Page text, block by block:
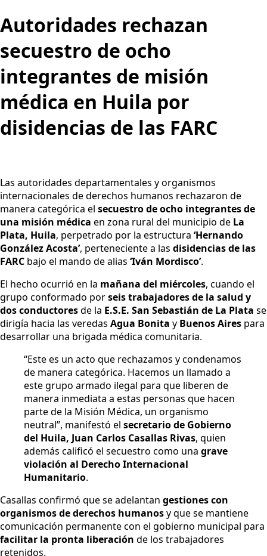
Autoridades rechazan
secuestro de ocho
integrantes de misión
médica en Huila por
disidencias de las FARC
Las autoridades departamentales y organismos
internacionales de derechos humanos rechazaron de
manera categórica el secuestro de ocho integrantes de
una misión médica en zona rural del municipio de La
Plata, Huila, perpetrado por la estructura ‘Hernando
González Acosta’, perteneciente a las disidencias de las
FARC bajo el mando de alias ‘Iván Mordisco’.
El hecho ocurrió en la mañana del miércoles, cuando el
grupo conformado porseis trabajadores de la salud y
dos conductoresde la E.S.E. San Sebastián de La Plata se
dirigía hacia las veredas Agua Bonita y Buenos Aires para
desarrollar una brigada médica comunitaria.
“Este es un acto que rechazamos y condenamos
de manera categórica. Hacemos un llamado a
este grupo armado ilegal para que liberen de
manera inmediata a estas personas que hacen
parte de la Misión Médica, un organismo
neutral”, manifestó el secretario de Gobierno
del Huila, Juan Carlos Casallas Rivas, quien
además calificó el secuestro como una grave
violación al Derecho Internacional
Humanitario.
Casallas confirmó que se adelantan gestiones con
organismos de derechos humanosy que se mantiene
comunicación permanente con el gobierno municipal para
facilitar la pronta liberación de los trabajadores
retenidos.